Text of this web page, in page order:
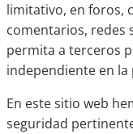
limitativo, en foros,
comentarios, redes
permita a terceros
independiente en
En este sitio web
seguridad